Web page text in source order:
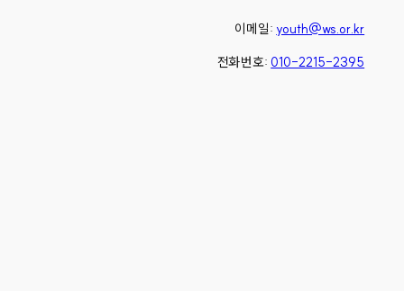
이메일: youth@ws.or.kr
전화번호: 010-2215-2395